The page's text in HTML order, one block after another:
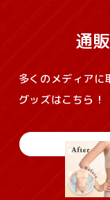
通
多くのメディアに
グッズはこちら！